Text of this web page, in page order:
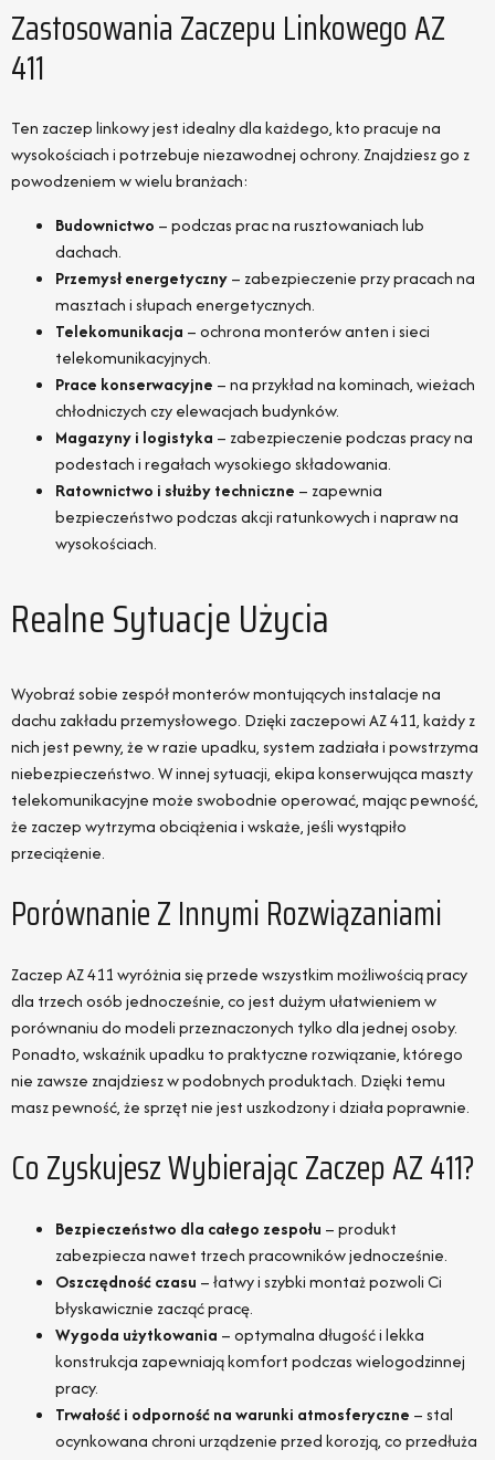
Zastosowania Zaczepu Linkowego AZ
411
Ten zaczep linkowy jest idealny dla każdego, kto pracuje na
wysokościach i potrzebuje niezawodnej ochrony. Znajdziesz go z
powodzeniem w wielu branżach:
Budownictwo – podczas prac na rusztowaniach lub
dachach.
Przemysł energetyczny– zabezpieczenie przy pracach na
masztach i słupach energetycznych.
Telekomunikacja – ochrona monterów anten i sieci
telekomunikacyjnych.
Prace konserwacyjne – na przykład na kominach, wieżach
chłodniczych czy elewacjach budynków.
Magazyny i logistyka – zabezpieczenie podczas pracy na
podestach i regałach wysokiego składowania.
Ratownictwo i służby techniczne – zapewnia
bezpieczeństwo podczas akcji ratunkowych i napraw na
wysokościach.
Realne Sytuacje Użycia
Wyobraź sobie zespół monterów montujących instalacje na
dachu zakładu przemysłowego. Dzięki zaczepowi AZ 411, każdy z
nich jest pewny, że w razie upadku, system zadziała i powstrzyma
niebezpieczeństwo. W innej sytuacji, ekipa konserwująca maszty
telekomunikacyjne może swobodnie operować, mając pewność,
że zaczep wytrzyma obciążenia i wskaże, jeśli wystąpiło
przeciążenie.
Porównanie Z Innymi Rozwiązaniami
Zaczep AZ 411 wyróżnia się przede wszystkim możliwością pracy
dla trzech osób jednocześnie, co jest dużym ułatwieniem w
porównaniu do modeli przeznaczonych tylko dla jednej osoby.
Ponadto, wskaźnik upadku to praktyczne rozwiązanie, którego
nie zawsze znajdziesz w podobnych produktach. Dzięki temu
masz pewność, że sprzęt nie jest uszkodzony i działa poprawnie.
Co Zyskujesz Wybierając Zaczep AZ 411?
Bezpieczeństwo dla całego zespołu – produkt
zabezpiecza nawet trzech pracowników jednocześnie.
Oszczędność czasu – łatwy i szybki montaż pozwoli Ci
błyskawicznie zacząć pracę.
Wygoda użytkowania – optymalna długość i lekka
konstrukcja zapewniają komfort podczas wielogodzinnej
pracy.
Trwałość i odporność na warunki atmosferyczne – stal
ocynkowana chroni urządzenie przed korozją, co przedłuża